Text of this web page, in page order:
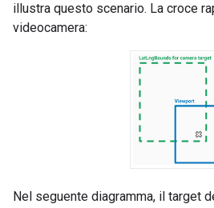
illustra questo scenario. La croce
videocamera:
Nel seguente diagramma, il target